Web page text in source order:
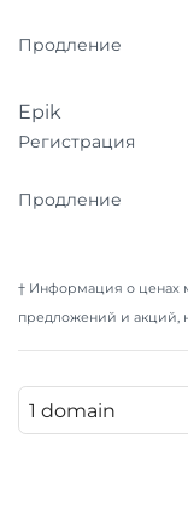
Продление
Epik
Регистрация
Продление
† Информация о ценах
предложений и акций,